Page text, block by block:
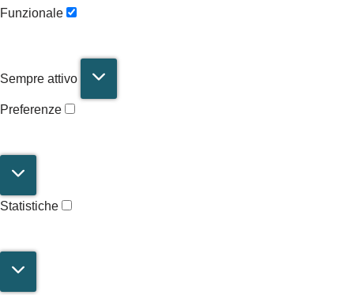
Funzionale
Sempre attivo
Preferenze
Statistiche